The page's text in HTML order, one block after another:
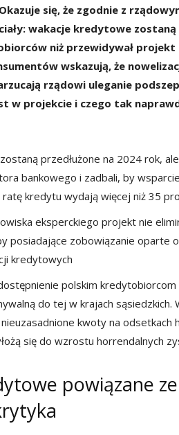
się, że zgodnie z
wakacje kredytowe
niż przewidywał
wskazują, że
rządowi uleganie
w projekcie i czego tak
przedłużone na 2024 rok,
bankowego i zadbali, by
kredytu wydają więcej niż 35
eksperckiego projekt nie
posiadające zobowiązanie oparte
kredytowych
polskim
do tej w krajach sąsiedzkich.
kwoty na
się do wzrostu horrendalnych
powiązane